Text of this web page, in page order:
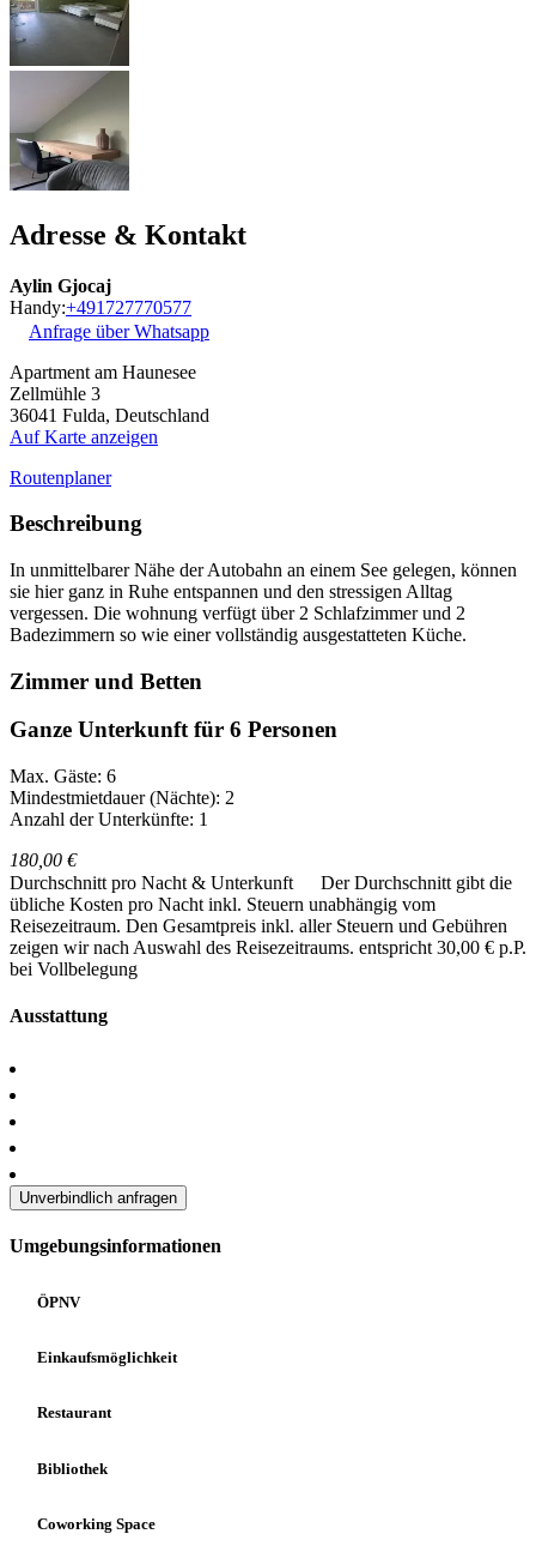
Adresse & Kontakt
Aylin Gjocaj
Handy:+491727770577
Anfrage über Whatsapp
Apartment am Haunesee
Zellmühle 3
36041 Fulda, Deutschland
Auf Karte anzeigen
Routenplaner
Beschreibung
In unmittelbarer Nähe der Autobahn an einem See gelegen, können
sie hier ganz in Ruhe entspannen und den stressigen Alltag
vergessen. Die wohnung verfügt über 2 Schlafzimmer und 2
Badezimmern so wie einer vollständig ausgestatteten Küche.
Zimmer und Betten
Ganze Unterkunft für 6 Personen
Max. Gäste: 6
Mindestmietdauer (Nächte): 2
Anzahl der Unterkünfte: 1
180,00 €
Durchschnitt pro Nacht & Unterkunft
Der Durchschnitt gibt die
übliche Kosten pro Nacht inkl. Steuern unabhängig vom
Reisezeitraum. Den Gesamtpreis inkl. aller Steuern und Gebühren
zeigen wir nach Auswahl des Reisezeitraums. entspricht 30,00 € p.P.
bei Vollbelegung
Ausstattung
Unverbindlich anfragen
Umgebungsinformationen
ÖPNV
Einkaufsmöglichkeit
Restaurant
Bibliothek
Coworking Space